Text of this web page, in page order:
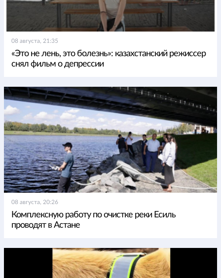
08 августа, 21:35
«Это не лень, это болезнь»: казахстанский режиссер
снял фильм о депрессии
08 августа, 20:26
Комплексную работу по очистке реки Есиль
проводят в Астане